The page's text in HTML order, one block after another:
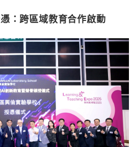
：跨區域教育合作啟動